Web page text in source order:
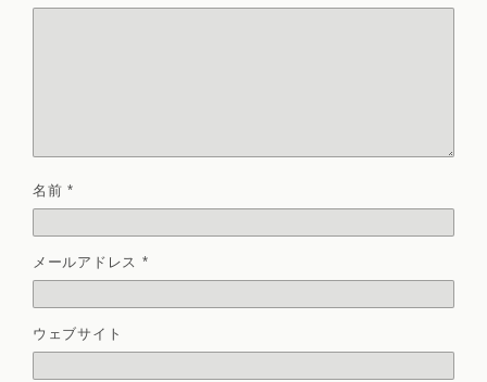
名前*
メールアドレス *
ウェブサイト